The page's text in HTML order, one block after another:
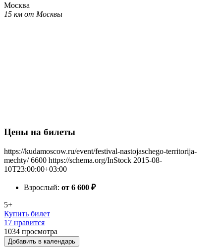
Москва
15 км от Москвы
Цены на билеты
https://kudamoscow.ru/event/festival-nastojaschego-territorija-
mechty/ 6600 https://schema.org/InStock 2015-08-
10T23:00:00+03:00
Взрослый: от 6 600 ₽
5+
Купить билет
17 нравится
1034 просмотра
Добавить в календарь